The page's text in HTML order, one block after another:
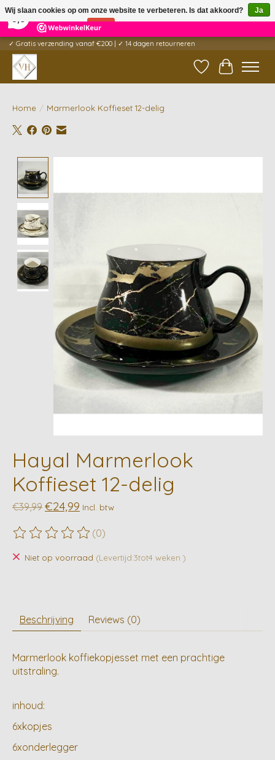
5 Reviews ×
✓ Gratis verzending vanaf €200 | ✓ 14 dagen retourneren
Verlanglijst
Home / Marmerlook Koffieset 12-delig
Hayal Marmerlook
Koffieset 12-delig
€39,99 €24,99 Incl. btw
De beoordeling van dit product is
(0)
Niet op voorraad (Levertijd:3tot4 weken )
Beschrijving Reviews (0)
Marmerlook koffiekopjesset met een prachtige
uitstraling.
inhoud:
6xkopjes
6xonderlegger
Wij slaan cookies op om onze website te verbeteren. Is dat akkoord?
Ja
Nee